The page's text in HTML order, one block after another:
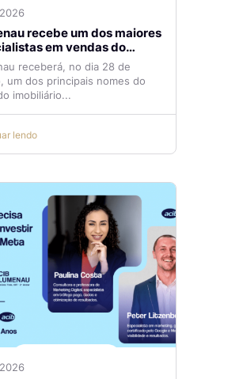
recebe um dos maiores
em vendas do
imobiliário
receberá, no dia 28 de
um dos principais nomes do
imobiliário...
lendo